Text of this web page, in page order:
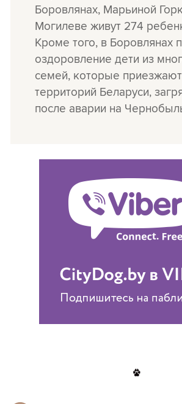
Боровлянах, Марьиной
Могилеве живут 274
Кроме того, в Боровлянах
оздоровление дети из
семей, которые
территорий Беларуси,
после аварии на